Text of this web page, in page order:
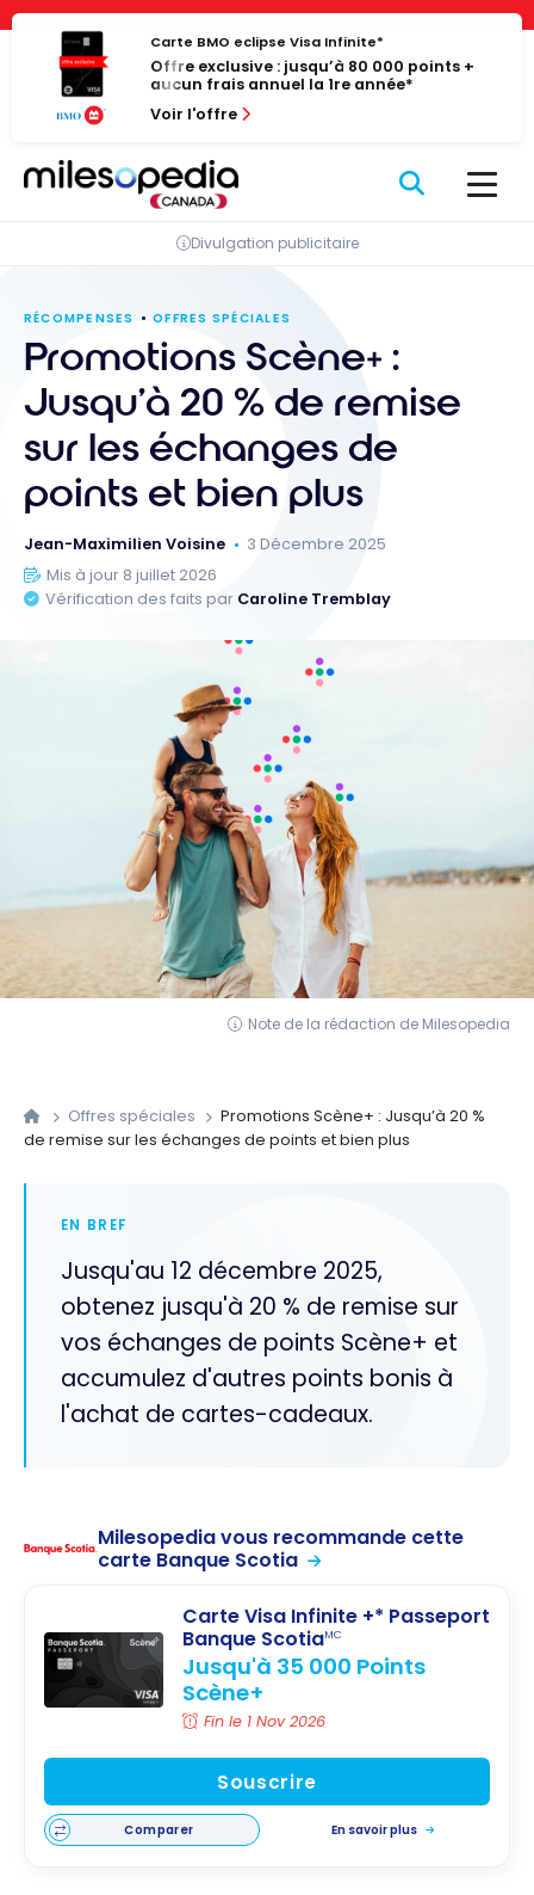
Panneau de gestion des cookies
Passer
contenu
Carte BMO eclipse Visa Infinite*
Offre exclusive : jusqu’à 80 000 points +
aucun frais annuel la 1re année*
Voir l'offre
Divulgation publicitaire
RÉCOMPENSES OFFRES SPÉCIALES
Promotions Scène+ :
Jusqu’à 20 % de remise
sur les échanges de
points et bien plus
Jean-Maximilien Voisine
3 Décembre 2025
Mis à jour 8 juillet 2026
Vérification des faits par Caroline Tremblay
Note de la rédaction de Milesopedia
Offres spéciales
Promotions Scène+ : Jusqu’à 20 %
de remise sur les échanges de points et bien plus
EN BREF
Jusqu'au 12 décembre 2025,
obtenez jusqu'à 20 % de remise sur
vos échanges de points Scène+ et
accumulez d'autres points bonis à
l'achat de cartes-cadeaux.
Milesopedia vous recommande cette
carte Banque Scotia
Carte Visa Infinite +* Passeport
Banque ScotiaMC
Jusqu'à 35 000 Points
Scène+
Fin le 1 Nov 2026
Souscrire
Comparer En savoir plus